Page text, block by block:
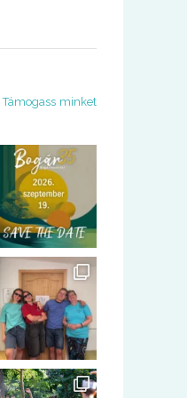
Támogass minket